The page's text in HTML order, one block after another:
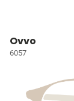
Ovvo
6057